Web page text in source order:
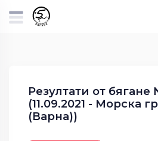
Резултати от
(11.09.2021 - Морска
(Варна))